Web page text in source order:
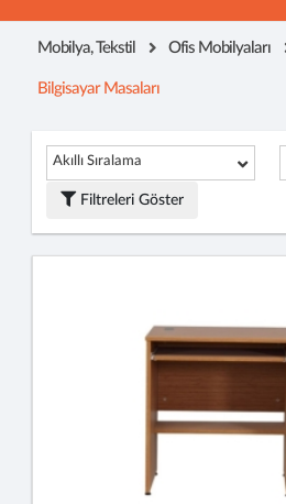
Mobilya, Tekstil Ofis Mobilyaları
Bilgisayar Masaları
Akıllı Sıralama
Filtreleri Göster